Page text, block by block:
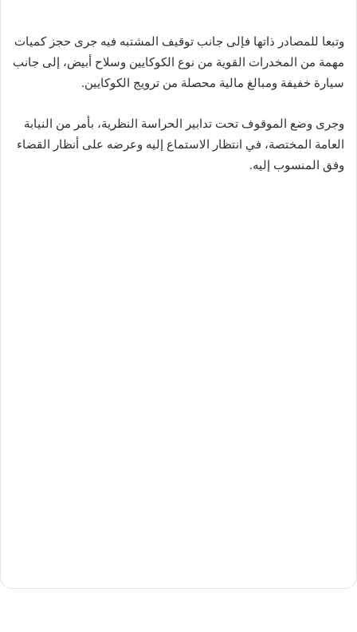
وتبعا للمصادر ذاتها فإلى جانب توقيف المشتبه فيه جرى حجز كميات
مهمة من المخدرات القوية من نوع الكوكايين وسلاح أبيض، إلى جانب
سيارة خفيفة ومبالغ مالية محصلة من ترويج الكوكايين.
وجرى وضع الموقوف تحت تدابير الحراسة النظرية، بأمر من النيابة
العامة المختصة، في انتظار الاستماع إليه وعرضه على أنظار القضاء
وفق المنسوب إليه.